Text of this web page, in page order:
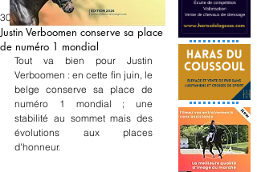
Justin Verboomen conserve sa place
de numéro 1 mondial
30 juin
Tout va bien pour Justin
Verboomen : en cette fin juin, le
belge conserve sa place de
numéro 1 mondial ; une
stabilité au sommet mais des
évolutions aux places
d'honneur.